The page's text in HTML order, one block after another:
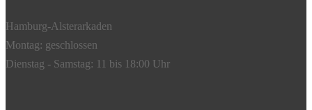
Hamburg-Alsterarkaden
Montag: geschlossen
Dienstag - Samstag: 11 bis 18:00 Uhr